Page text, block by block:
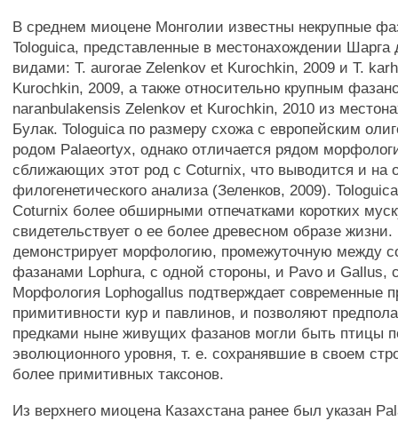
В среднем миоцене Монголии известны некрупные
Tologuica, представленные в местонахождении
видами: Т. aurorae Zelenkov et Kurochkin, 2009 и Т.
Kurochkin, 2009, а также относительно крупным
naranbulakensis Zelenkov et Kurochkin, 2010 из
Булак. Tologuica по размеру схожа с европейским
родом Palaeortyx, однако отличается рядом
сближающих этот род с Coturnix, что выводится и на
филогенетического анализа (Зеленков, 2009).
Coturnix более обширными отпечатками коротких
свидетельствует о ее более древесном образе
демонстрирует морфологию, промежуточную между
фазанами Lophura, с одной стороны, и Pavo и Gallus,
Морфология Lophogallus подтверждает современные
примитивности кур и павлинов, и позволяют
предками ныне живущих фазанов могли быть птицы
эволюционного уровня, т. е. сохранявшие в своем
более примитивных таксонов.
Из верхнего миоцена Казахстана ранее был указан